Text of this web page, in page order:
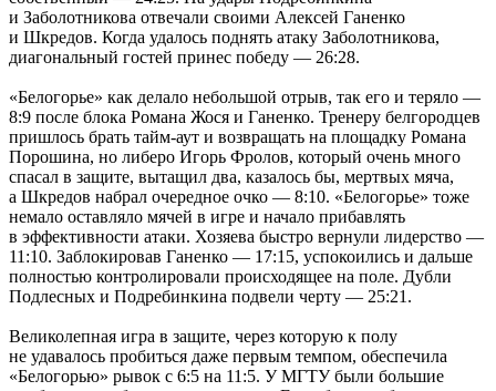
и Заболотникова отвечали своими Алексей Ганенко
и Шкредов. Когда удалось поднять атаку Заболотникова,
диагональный гостей принес победу — 26:28.
«Белогорье» как делало небольшой отрыв, так его и теряло —
8:9 после блока Романа Жося и Ганенко. Тренеру белгородцев
пришлось брать тайм-аут и возвращать на площадку Романа
Порошина, но либеро Игорь Фролов, который очень много
спасал в защите, вытащил два, казалось бы, мертвых мяча,
а Шкредов набрал очередное очко — 8:10. «Белогорье» тоже
немало оставляло мячей в игре и начало прибавлять
в эффективности атаки. Хозяева быстро вернули лидерство —
11:10. Заблокировав Ганенко — 17:15, успокоились и дальше
полностью контролировали происходящее на поле. Дубли
Подлесных и Подребинкина подвели черту — 25:21.
Великолепная игра в защите, через которую к полу
не удавалось пробиться даже первым темпом, обеспечила
«Белогорью» рывок с 6:5 на 11:5. У МГТУ были большие